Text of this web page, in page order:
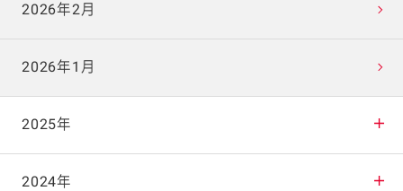
2026年2月
2026年1月
2025年
2025年12月
2024年